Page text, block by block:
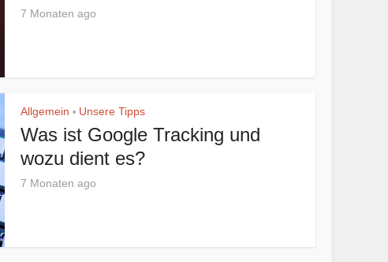
7 Monaten ago
Allgemein • Unsere Tipps
Was ist Google Tracking und
wozu dient es?
7 Monaten ago